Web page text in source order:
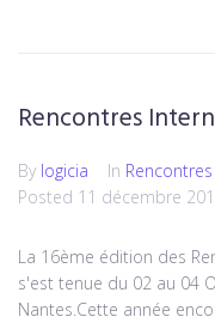
Rencontres
By logicia In
Posted 11 décembre
La 16ème édition des
s'est tenue du 02 au 04
Nantes.Cette année